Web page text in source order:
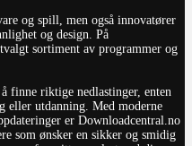
og spill, men også innovatører
og design. På
sortiment av programmer og
finne riktige nedlastinger, enten
eller utdanning. Med moderne
er Downloadcentral.no
som ønsker en sikker og smidig